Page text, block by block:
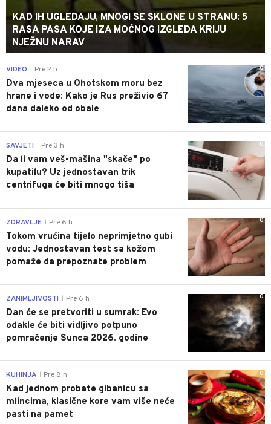
KAD IH UGLEDAJU, MNOGI SE SKLONE U STRANU: 5
RASA PASA KOJE IZA MOĆNOG IZGLEDA KRIJU
NJEŽNU NARAV
0
VIDEO Pre 2 h
Dva mjeseca u Ohotskom moru bez
hrane i vode: Kako je Rus preživio 67
dana daleko od obale
0
SAVJETI Pre 3 h
Da li vam veš-mašina "skače" po
kupatilu? Uz jednostavan trik
centrifuga će biti mnogo tiša
0
ZDRAVLJE Pre 6 h
Tokom vrućina tijelo neprimjetno gubi
vodu: Jednostavan test sa kožom
pomaže da prepoznate problem
0
ZANIMLJIVOSTI Pre 6 h
Dan će se pretvoriti u sumrak: Evo
odakle će biti vidljivo potpuno
pomračenje Sunca 2026. godine
0
KUHINJA Pre 8 h
Kad jednom probate gibanicu sa
mlincima, klasične kore vam više neće
pasti na pamet